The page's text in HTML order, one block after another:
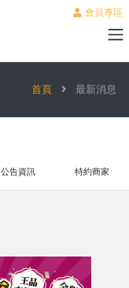
會員專區
首頁 最新消息
公告資訊 特約商家